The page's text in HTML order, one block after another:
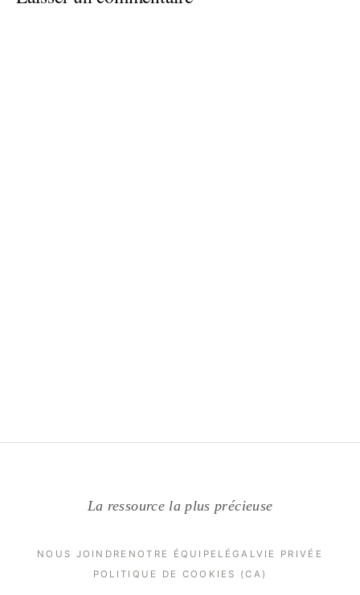
La ressource la plus précieuse
NOUS JOINDRE NOTRE ÉQUIPE LÉGAL VIE PRIVÉE
POLITIQUE DE COOKIES (CA)